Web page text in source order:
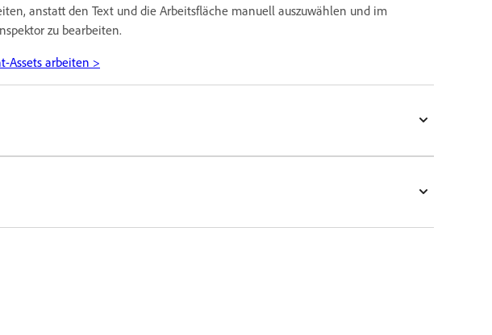
anstatt den Text und die Arbeitsfläche manuell auszuwählen und im
zu bearbeiten.
Assets arbeiten >